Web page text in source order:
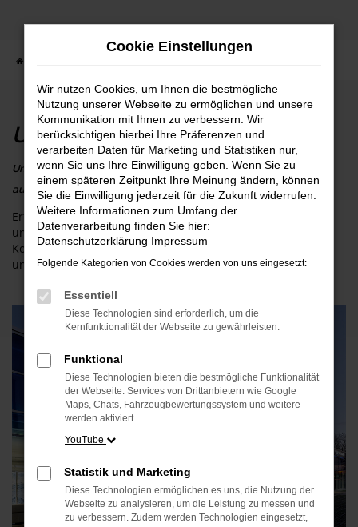
Zum
Unsere Standorte
Unsere Standorte Köln & Pulheim: Alle wichtigen Informationen
auf einen Blick.
Erfahren Sie alles Wissenswerte zu unseren Filialen in Köln
und Pulheim – von den aktuellen Öffnungszeiten über
Kontaktmöglichkeiten bis hin zur Anfahrt. So erreichen Sie
uns schnell und unkompliziert.
Cookie Einstellungen
Wir nutzen Cookies, um Ihnen die bestmögliche
Nutzung unserer Webseite zu ermöglichen und unsere
Kommunikation mit Ihnen zu verbessern. Wir
berücksichtigen hierbei Ihre Präferenzen und
verarbeiten Daten für Marketing und Statistiken nur,
wenn Sie uns Ihre Einwilligung geben. Wenn Sie zu
einem späteren Zeitpunkt Ihre Meinung ändern, können
Sie die Einwilligung jederzeit für die Zukunft widerrufen.
Weitere Informationen zum Umfang der
Datenverarbeitung finden Sie hier:
Datenschutzerklärung Impressum
Folgende Kategorien von Cookies werden von uns eingesetzt:
Essentiell
Diese Technologien sind erforderlich, um die
Kernfunktionalität der Webseite zu gewährleisten.
Funktional
Diese Technologien bieten die bestmögliche Funktionalität
der Webseite. Services von Drittanbietern wie Google
Maps, Chats, Fahrzeugbewertungssystem und weitere
werden aktiviert.
YouTube
Statistik und Marketing
Diese Technologien ermöglichen es uns, die Nutzung der
Webseite zu analysieren, um die Leistung zu messen und
zu verbessern. Zudem werden Technologien eingesetzt,